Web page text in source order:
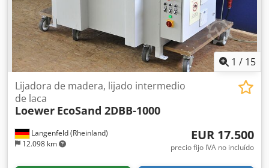
1 / 15
Langenfeld (Rheinland)
12.098 km
Lijadora de madera, lijado intermedio
de laca
Loewer EcoSand 2DBB-1000
EUR 17.500
precio fijo IVA no incluído